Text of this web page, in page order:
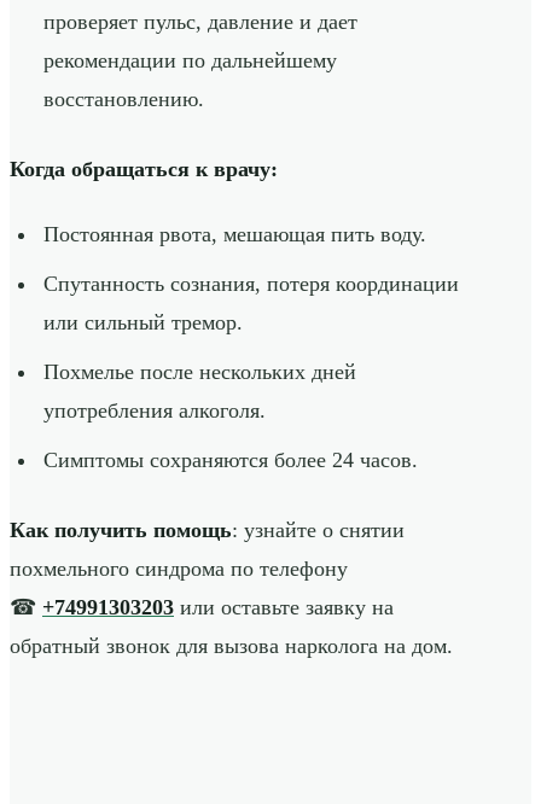
проверяет пульс, давление и дает
рекомендации по дальнейшему
восстановлению.
Когда обращаться к врачу:
Постоянная рвота, мешающая пить воду.
Спутанность сознания, потеря координации
или сильный тремор.
Похмелье после нескольких дней
употребления алкоголя.
Симптомы сохраняются более 24 часов.
Как получить помощь: узнайте о снятии
похмельного синдрома по телефону
☎ +74991303203 или оставьте заявку на
обратный звонок для вызова нарколога на дом.